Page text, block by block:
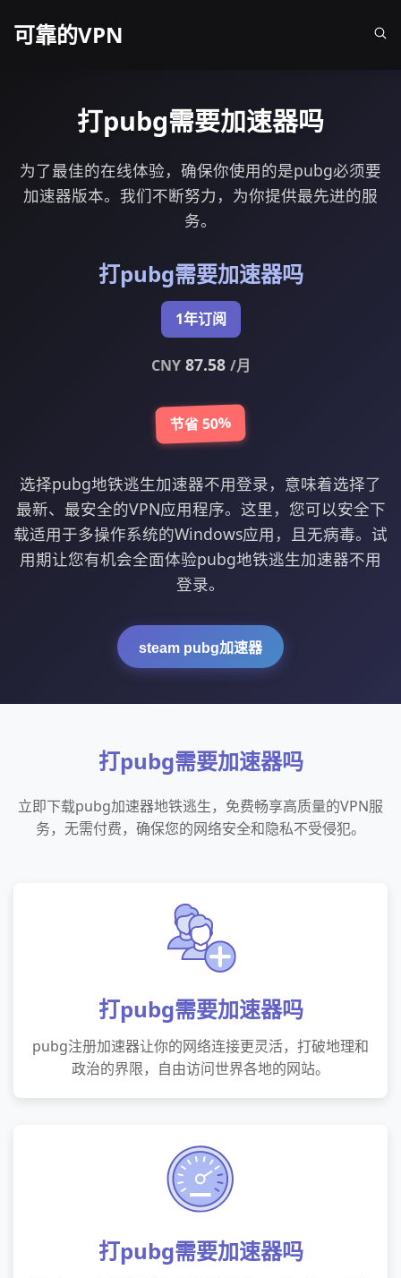
可靠的VPN
打pubg需要加速器吗
为了最佳的在线体验，确保你使用的是pubg必须要
加速器版本。我们不断努力，为你提供最先进的服
务。
打pubg需要加速器吗
1年订阅
CNY87.58 /月
节省 50%
选择pubg地铁逃生加速器不用登录，意味着选择了
最新、最安全的VPN应用程序。这里，您可以安全下
载适用于多操作系统的Windows应用，且无病毒。试
用期让您有机会全面体验pubg地铁逃生加速器不用
登录。
steam pubg加速器
打pubg需要加速器吗
立即下载pubg加速器地铁逃生，免费畅享高质量的VPN服
务，无需付费，确保您的网络安全和隐私不受侵犯。
打pubg需要加速器吗
pubg注册加速器让你的网络连接更灵活，打破地理和
政治的界限，自由访问世界各地的网站。
打pubg需要加速器吗